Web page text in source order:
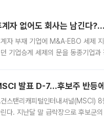
계자 없어도 회사는 남긴다
자 부재 기업에 M&A·EBO 세제
기업승계 세제의 문을 동종기업
발표 D-7…후보주 반등
스탠리캐피털인터내셔널(MSCI)
다. 지난달 말 급락장으로 후보군